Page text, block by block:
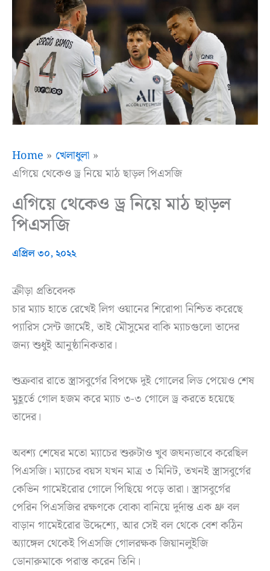
Home
খেলাধুলা
এগিয়ে থেকেও ড্র নিয়ে মাঠ ছাড়ল পিএসজি
এগিয়ে থেকেও ড্র নিয়ে মাঠ ছাড়ল
পিএসজি
এপ্রিল ৩০, ২০২২
ক্রীড়া প্রতিবেদক
চার ম্যাচ হাতে রেখেই লিগ ওয়ানের শিরোপা নিশ্চিত করেছে
প্যারিস সেন্ট জার্মেই, তাই মৌসুমের বাকি ম্যাচগুলো তাদের
জন্য শুধুই আনুষ্ঠানিকতার।
শুক্রবার রাতে স্ত্রাসবুর্গের বিপক্ষে দুই গোলের লিড পেয়েও শেষ
মুহূর্তে গোল হজম করে ম্যাচ ৩-৩ গোলে ড্র করতে হয়েছে
তাদের।
অবশ্য শেষের মতো ম্যাচের শুরুটাও খুব জঘন্যভাবে করেছিল
পিএসজি। ম্যাচের বয়স যখন মাত্র ৩ মিনিট, তখনই স্ত্রাসবুর্গের
কেভিন গামেইরোর গোলে পিছিয়ে পড়ে তারা। স্ত্রাসবুর্গের
পেরিন পিএসজির রক্ষণকে বোকা বানিয়ে দুর্দান্ত এক থ্রু বল
বাড়ান গামেইরোর উদ্দেশ্যে, আর সেই বল থেকে বেশ কঠিন
অ্যাঙ্গেল থেকেই পিএসজি গোলরক্ষক জিয়ানলুইজি
ডোনারুমাকে পরাস্ত করেন তিনি।